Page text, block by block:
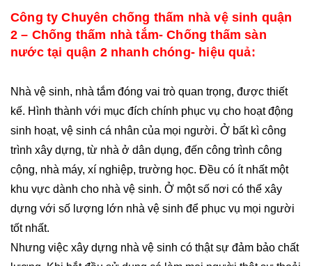
Công ty Chuyên chống thấm nhà vệ sinh quận
2 – Chống thấm nhà tắm- Chống thấm sàn
nước tại quận 2 nhanh chóng- hiệu quả:
Nhà vệ sinh, nhà tắm đóng vai trò quan trọng, được thiết
kế. Hình thành với mục đích chính phục vụ cho hoạt động
sinh hoạt, vệ sinh cá nhân của mọi người. Ở bất kì công
trình xây dựng, từ nhà ở dân dụng, đến công trình công
cộng, nhà máy, xí nghiệp, trường học. Đều có ít nhất một
khu vực dành cho nhà vệ sinh. Ở một số nơi có thể xây
dựng với số lượng lớn nhà vệ sinh để phục vụ mọi người
tốt nhất.
Nhưng việc xây dựng nhà vệ sinh có thật sự đảm bảo chất